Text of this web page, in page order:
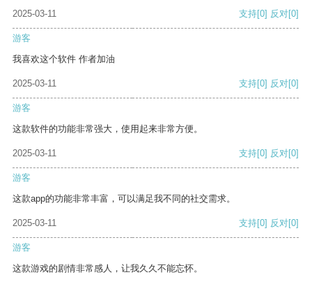
2025-03-11
支持[0] 反对[0]
游客
我喜欢这个软件 作者加油
2025-03-11 支持[0] 反对[0]
游客
这款软件的功能非常强大，使用起来非常方便。
2025-03-11 支持[0] 反对[0]
游客
这款app的功能非常丰富，可以满足我不同的社交需求。
2025-03-11 支持[0] 反对[0]
游客
这款游戏的剧情非常感人，让我久久不能忘怀。